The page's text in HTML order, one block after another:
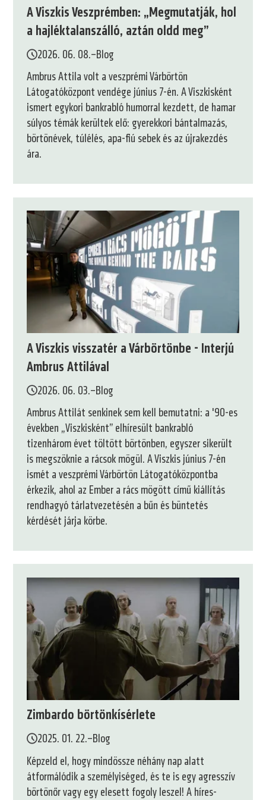
A Viszkis Veszprémben: „Megmutatják, hol
a hajléktalanszálló, aztán oldd meg”
2026. 06. 08.–Blog
Ambrus Attila volt a veszprémi Várbörtön
Látogatóközpont vendége június 7-én. A Viszkisként
ismert egykori bankrabló humorral kezdett, de hamar
súlyos témák kerültek elő: gyerekkori bántalmazás,
börtönévek, túlélés, apa-fiú sebek és az újrakezdés
ára.
A Viszkis visszatér a Várbörtönbe - Interjú
Ambrus Attilával
2026. 06. 03.–Blog
Ambrus Attilát senkinek sem kell bemutatni: a '90-es
években „Viszkisként” elhíresült bankrabló
tizenhárom évet töltött börtönben, egyszer sikerült
is megszöknie a rácsok mögül. A Viszkis június 7-én
ismét a veszprémi Várbörtön Látogatóközpontba
érkezik, ahol az Ember a rács mögött című kiállítás
rendhagyó tárlatvezetésén a bűn és büntetés
kérdését járja körbe.
Zimbardo börtönkísérlete
2025. 01. 22.–Blog
Képzeld el, hogy mindössze néhány nap alatt
átformálódik a személyiséged, és te is egy agresszív
börtönőr vagy egy elesett fogoly leszel! A híres-